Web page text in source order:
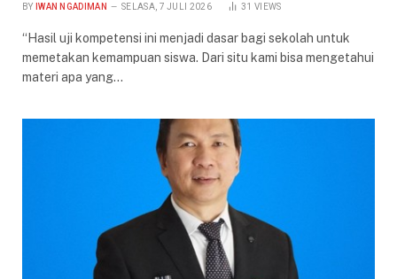
BY IWAN NGADIMAN SELASA, 7 JULI 2026 31VIEWS
“Hasil uji kompetensi ini menjadi dasar bagi sekolah untuk
memetakan kemampuan siswa. Dari situ kami bisa mengetahui
materi apa yang…